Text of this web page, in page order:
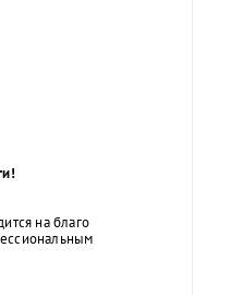
на благо